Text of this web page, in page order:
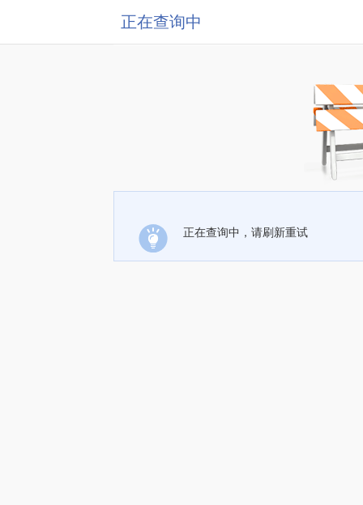
正在查询中
正在查询中，请刷新重试